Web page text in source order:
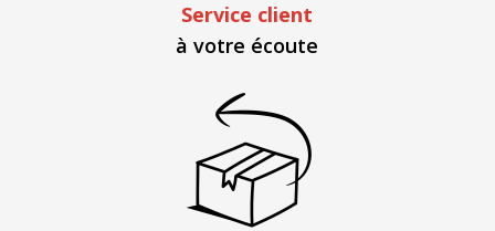
Service client
à votre écoute